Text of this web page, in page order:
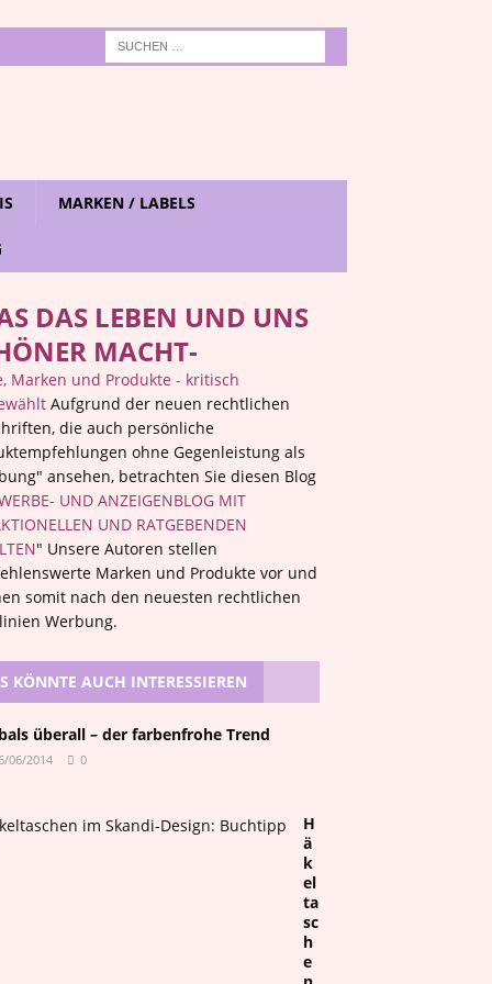
MARKEN / LABELS
DAS LEBEN UND UNS
MACHT-
Marken und Produkte - kritisch
Aufgrund der neuen rechtlichen
die auch persönliche
ohne Gegenleistung als
ansehen, betrachten Sie diesen Blog
UND ANZEIGENBLOG MIT
UND RATGEBENDEN
" Unsere Autoren stellen
Marken und Produkte vor und
somit nach den neuesten rechtlichen
Werbung.
KÖNNTE AUCH INTERESSIEREN
überall – der farbenfrohe Trend
06/2014 0
H
ä
k
el
ta
sc
h
e